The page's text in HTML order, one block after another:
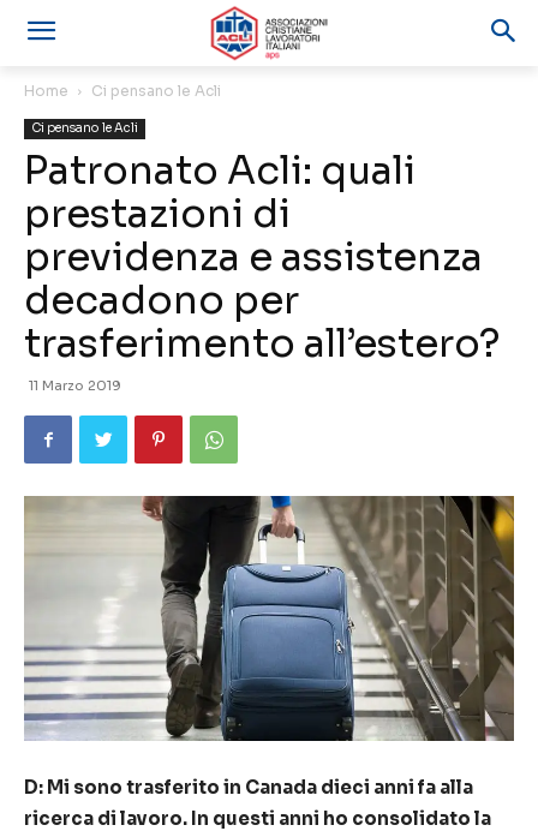
Home Ci pensano le Acli
Ci pensano le Acli
Patronato Acli: quali
prestazioni di
previdenza e assistenza
decadono per
trasferimento all’estero?
11 Marzo 2019
D: Mi sono trasferito in Canada dieci anni fa alla
ricerca di lavoro. In questi anni ho consolidato la